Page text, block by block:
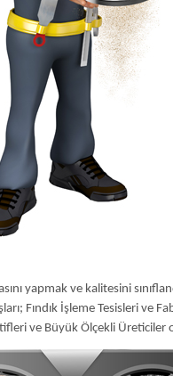
yapmak ve kalitesini
Fındık İşleme Tesisleri ve
ve Büyük Ölçekli Üreticiler